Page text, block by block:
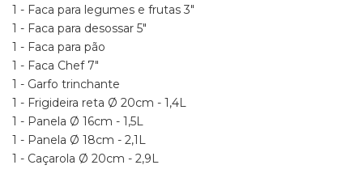
1 - Faca para legumes e frutas 3"
1 - Faca para desossar 5"
1 - Faca para pão
1 - Faca Chef 7"
1 - Garfo trinchante
1 - Frigideira reta Ø 20cm - 1,4L
1 - Panela Ø 16cm - 1,5L
1 - Panela Ø 18cm - 2,1L
1 - Caçarola Ø 20cm - 2,9L